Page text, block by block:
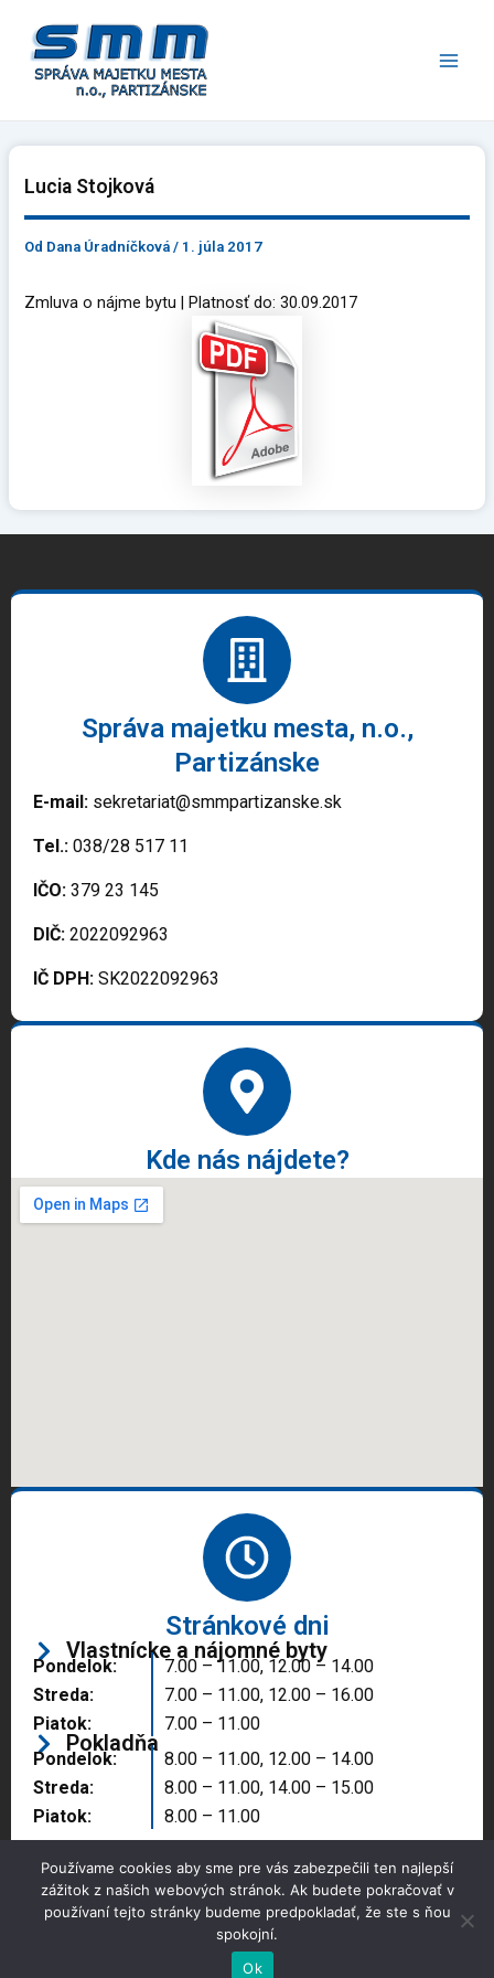
obsah
Lucia Stojková
Od Dana Úradníčková/ 1. júla 2017
Zmluva o nájme bytu | Platnosť do: 30.09.2017
Správa majetku mesta, n.o.,
Partizánske
E-mail: sekretariat@smmpartizanske.sk
Tel.: 038/28 517 11
IČO: 379 23 145
DIČ: 2022092963
IČ DPH: SK2022092963
Kde nás nájdete?
Stránkové dni
Vlastnícke a nájomné byty
Pondelok:
Streda:
Piatok:
7.00 – 11.00, 12.00 – 14.00
7.00 – 11.00, 12.00 – 16.00
7.00 – 11.00
Pokladňa
Pondelok:
Streda:
Piatok:
8.00 – 11.00, 12.00 – 14.00
8.00 – 11.00, 14.00 – 15.00
8.00 – 11.00
Copyright © 2025 Správa majetku mesta, n.o.,
Partizánske
Používame cookies aby sme pre vás zabezpečili ten najlepší
zážitok z našich webových stránok. Ak budete pokračovať v
používaní tejto stránky budeme predpokladať, že ste s ňou
spokojní.
Ok